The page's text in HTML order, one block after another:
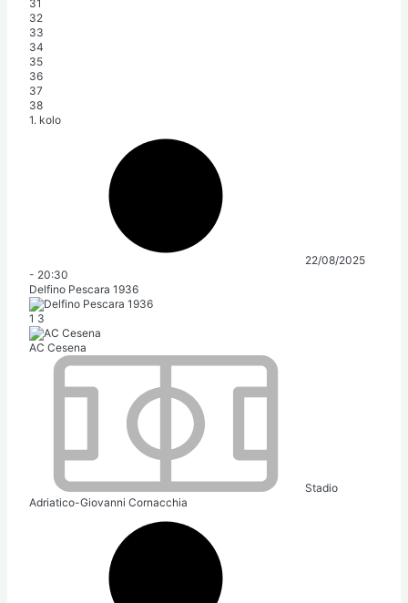
31
32
33
34
35
36
37
38
1. kolo
22/08/2025
- 20:30
Delfino Pescara 1936
1 3
AC Cesena
Stadio
Adriatico-Giovanni Cornacchia